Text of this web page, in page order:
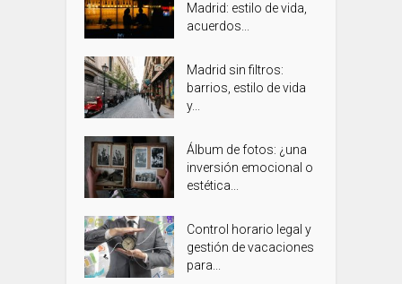
Madrid: estilo de vida,
acuerdos...
Madrid sin filtros:
barrios, estilo de vida
y...
Álbum de fotos: ¿una
inversión emocional o
estética...
Control horario legal y
gestión de vacaciones
para...